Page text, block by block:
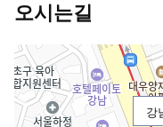
오시는길
강